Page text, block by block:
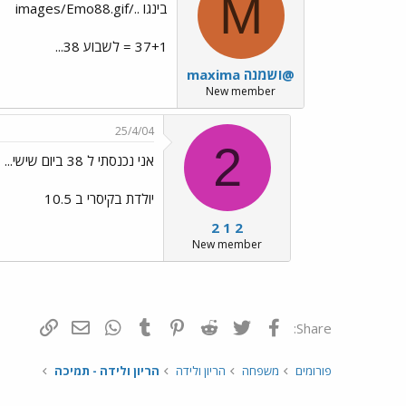
M
maxima ושמנה@
New member
בינגו ../images/Emo88.gif
37+1 = לשבוע 38...
2
2 1 2
New member
25/4/04
אני נכנסתי ל 38 ביום שישי...
יולדת בקיסרי ב 10.5
Share: פייסבוק Twitter
Reddit
Pinterest
Tumblr
WhatsAppדואר אלקטרוני
פורומים משפחה הריון ולידה הריון ולידה - תמיכה